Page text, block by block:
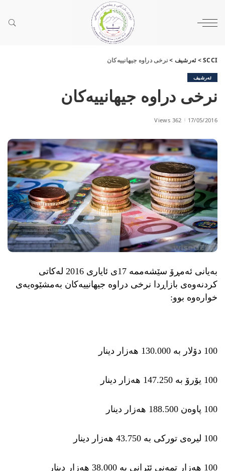
SCCI
>ئەرشیف >نرخی دراوە جیهانییەكان
ئەرشیف
نرخی دراوە جیهانییەكان
17/05/2016
362 Views
بەیانی ئەمڕۆ سێشەممە 17ی ئایاری 2016 لەكاتی
كردنەوەی بازاڕدا نرخی دراوە جیهانییەكان بەمشێوەیەی
خوارەوە بوو:
100 دۆلار بە 130.000 هەزار دینار
100 یۆرۆ بە 147.250 هەزار دینار
100 پاوەن 188.500 هەزار دینار
100 لیرەی توركی بە 43.750 هەزار دینار
100 هەزار تمەنی ئێرانی بە 38.000 هەزار دینار